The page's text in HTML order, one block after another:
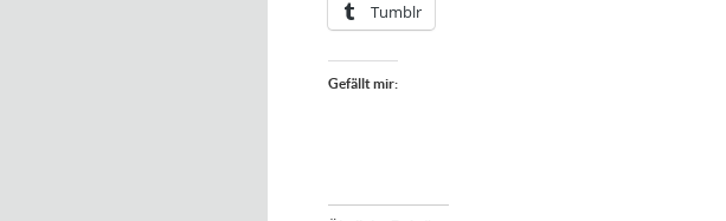
Tumblr
Gefällt mir: